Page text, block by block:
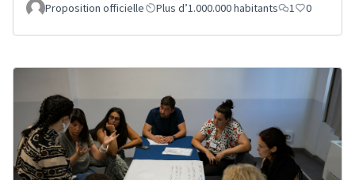
Proposition officielle Plus d’1.000.000 habitants 1 0